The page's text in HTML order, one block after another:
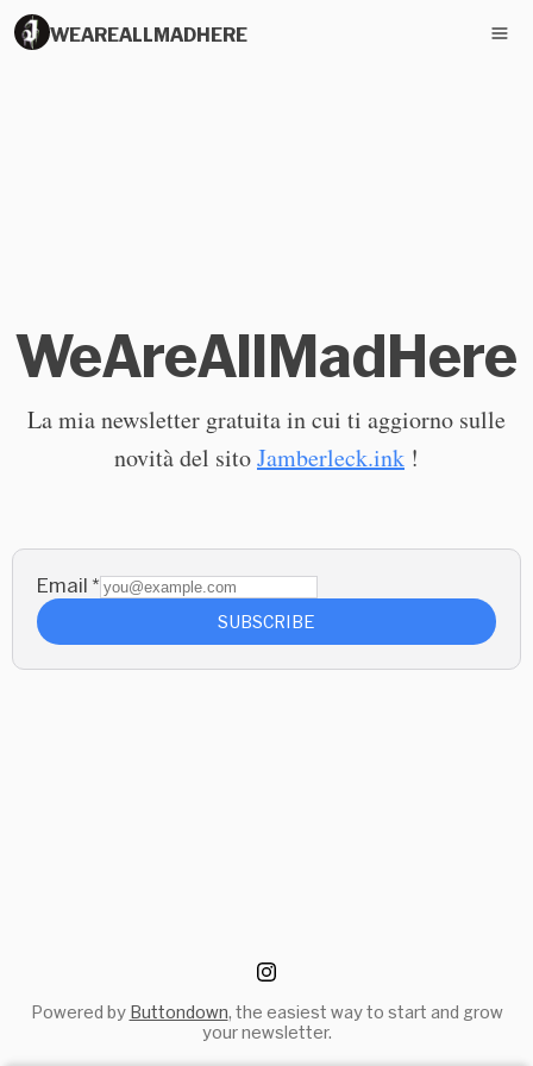
WEAREALLMADHERE
WeAreAllMadHere
La mia newsletter gratuita in cui ti aggiorno sulle
novità del sitoJamberleck.ink !
Email *
SUBSCRIBE
Powered by Buttondown, the easiest way to start and grow
your newsletter.